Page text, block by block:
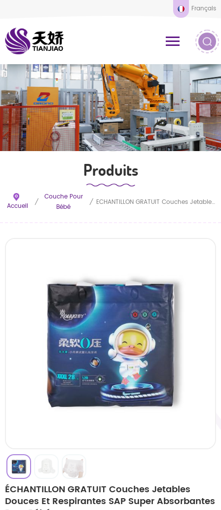
Français
Produits
Accueil /
Couche Pour
Bébé
/ ÉCHANTILLON GRATUIT Couches Jetables Douces Et Respirantes SAP Super Absorbantes Pour Bébé
ÉCHANTILLON GRATUIT Couches Jetables
Douces Et Respirantes SAP Super Absorbantes